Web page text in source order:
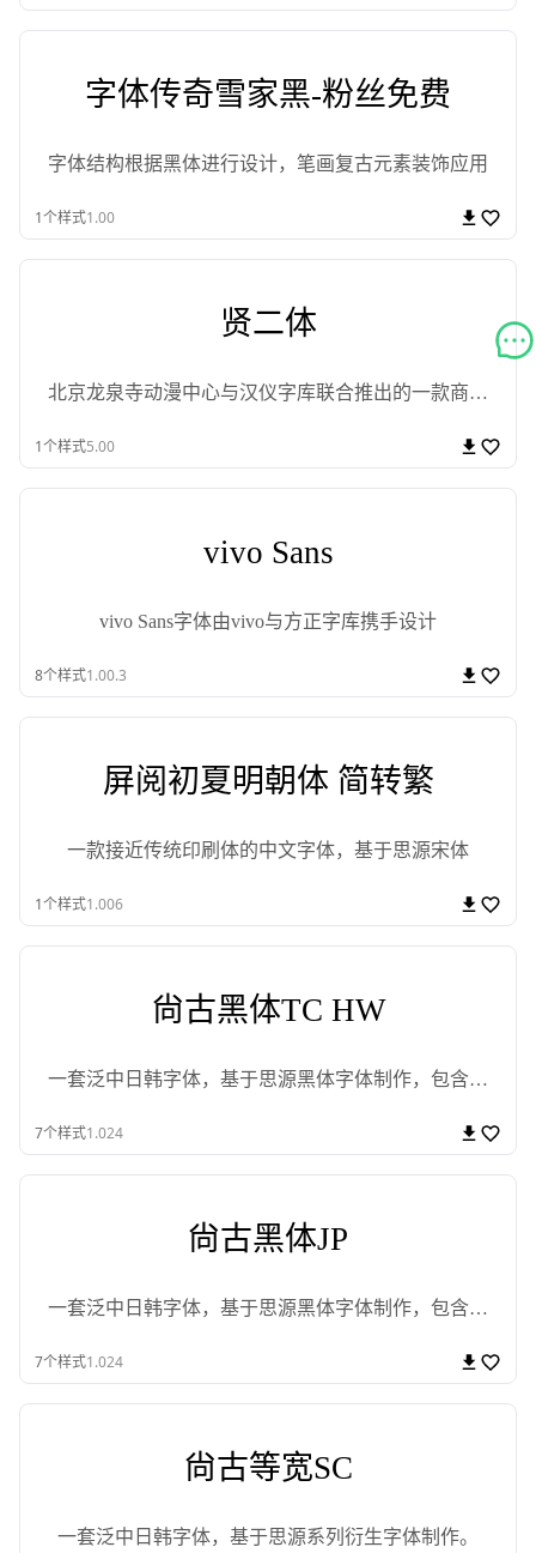
字体传奇雪家黑-粉丝免费
字体结构根据黑体进行设计，笔画复古元素装饰应用
1个样式1.00
贤二体
北京龙泉寺动漫中心与汉仪字库联合推出的一款商用
1个样式5.00
vivo Sans
vivo Sans字体由vivo与方正字库携手设计
8个样式1.00.3
屏阅初夏明朝体 简转繁
一款接近传统印刷体的中文字体，基于思源宋体
1个样式1.006
尙古黑体TC HW
一套泛中日韩字体，基于思源黑体字体制作，包含黑
7个样式1.024
尙古黑体JP
一套泛中日韩字体，基于思源黑体字体制作，包含黑
7个样式1.024
尙古等宽SC
一套泛中日韩字体，基于思源系列衍生字体制作。